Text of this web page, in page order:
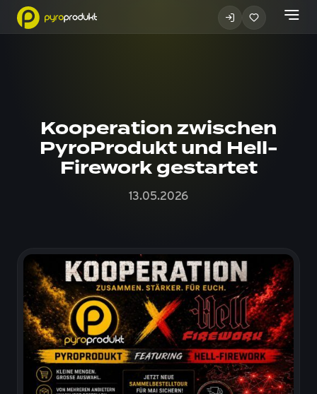
Kooperation zwischen
PyroProdukt und Hell-
Firework gestartet
13.05.2026